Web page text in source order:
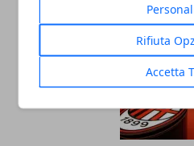
Rifiuta
Accetta